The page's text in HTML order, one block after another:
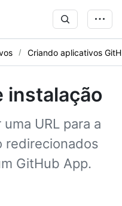
Criando aplicativos
instalação
URL para a
redirecionados
GitHub App.